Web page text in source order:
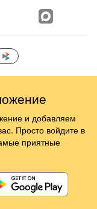
и добавляем
Просто войдите в
приятные